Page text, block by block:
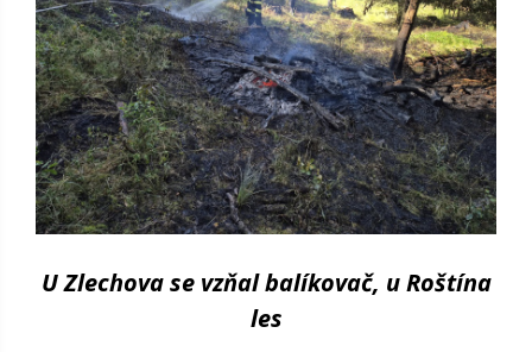
U Zlechova se vzňal balíkovač, u Roštína
les